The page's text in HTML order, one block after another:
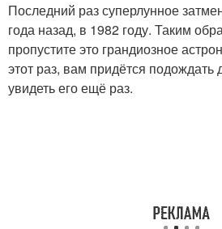
Последний раз суперлунное
года назад, в 1982 году. Таким
пропустите это грандиозное
этот раз, вам придётся подождать
увидеть его ещё раз.